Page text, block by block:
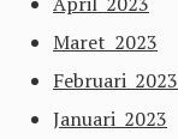
Maret 2023
Februari 2023
Januari 2023